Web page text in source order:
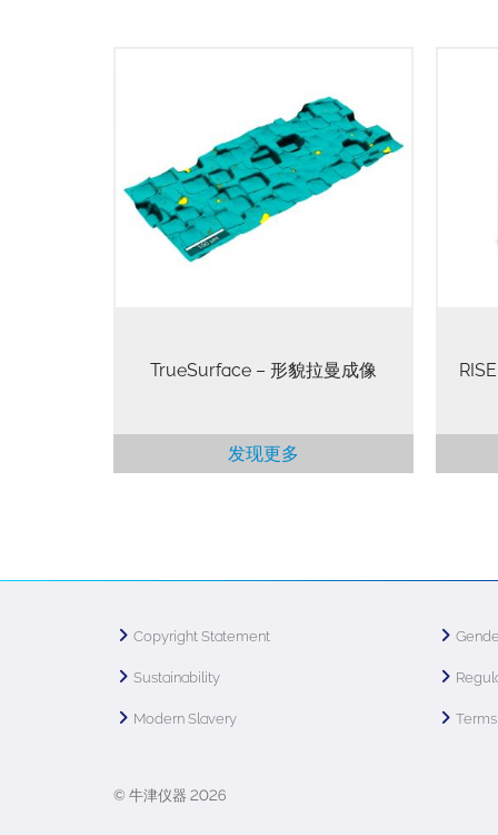
TrueSurface – 形貌拉曼成像
发现更多
Copyright Statement
Sustainability
Modern Slavery
© 牛津仪器 2026